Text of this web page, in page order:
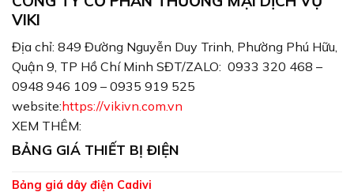
VIKI
Địa chỉ: 849 Đường Nguyễn Duy Trinh, Phường Phú Hữu,
Quận 9, TP Hồ Chí Minh SĐT/ZALO: 0933 320 468 –
0948 946 109 – 0935 919 525
website:https://vikivn.com.vn
XEM THÊM:
BẢNG GIÁ THIẾT BỊ ĐIỆN
Bảng giá dây điện Cadivi